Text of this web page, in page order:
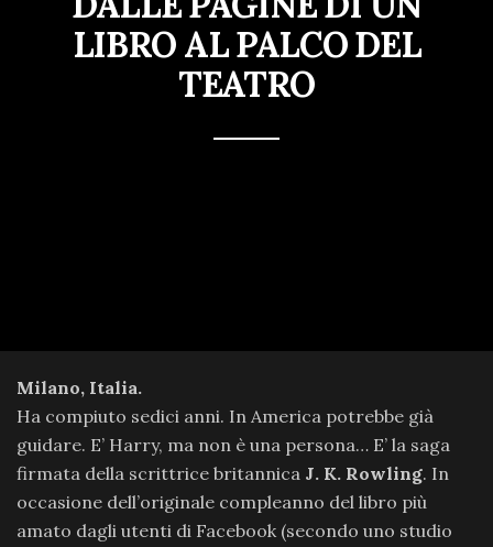
LIBRO AL PALCO DEL
TEATRO
Milano, Italia.
Ha compiuto sedici anni. In America potrebbe già
guidare. E’ Harry, ma non è una persona… E’ la saga
firmata della scrittrice britannica J. K. Rowling. In
occasione dell’originale compleanno del libro più
amato dagli utenti di Facebook (secondo uno studio